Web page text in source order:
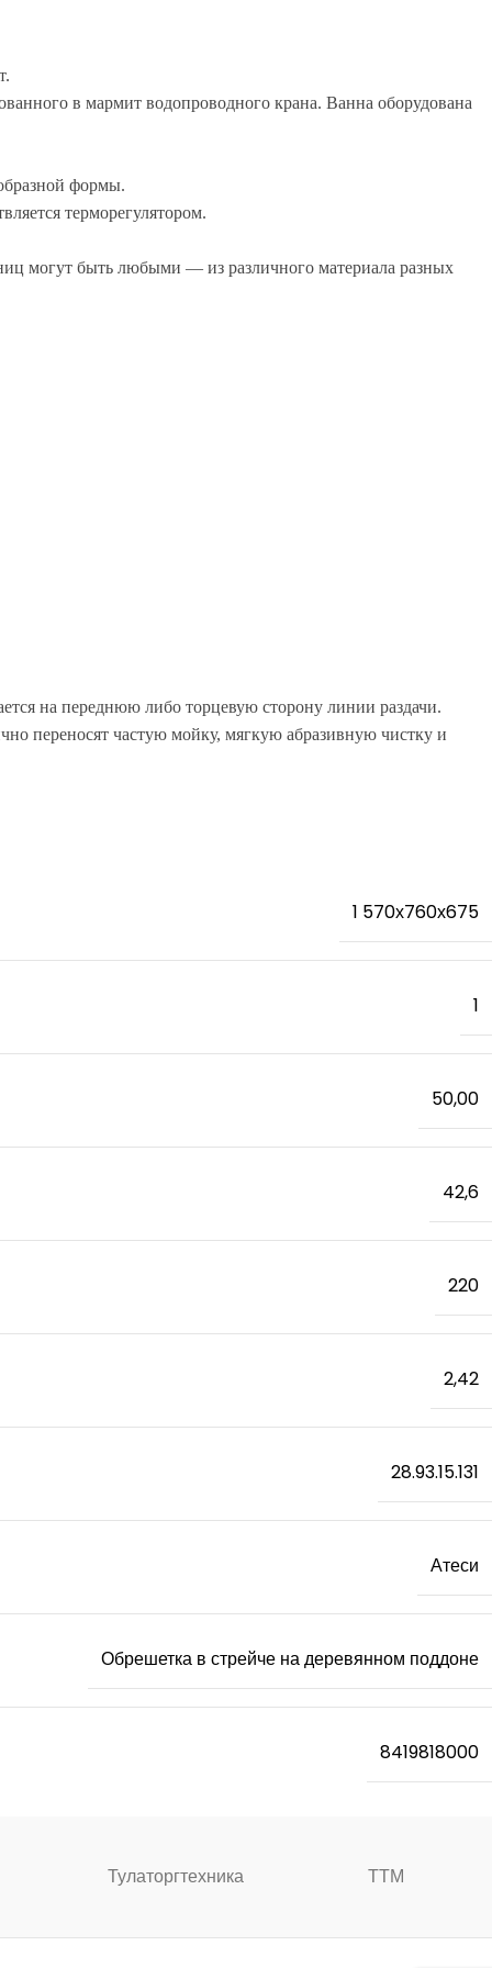
в мармит водопроводного крана. Ванна оборудована
формы.
терморегулятором.
могут быть любыми — из различного материала разных
на переднюю либо торцевую сторону линии раздачи.
переносят частую мойку, мягкую абразивную чистку и
1 570х760х675
1
50,00
42,6
220
2,42
28.93.15.131
Атеси
Обрешетка в стрейче на деревянном поддоне
8419818000
Тулаторгтехника ТТМ